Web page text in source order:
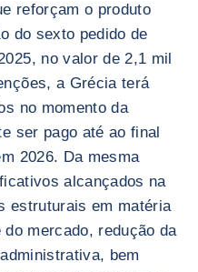
reforçam o produto
do sexto pedido de
no valor de 2,1 mil
a Grécia terá
no momento da
ser pago até ao final
2026. Da mesma
alcançados na
estruturais em matéria
mercado, redução da
bem